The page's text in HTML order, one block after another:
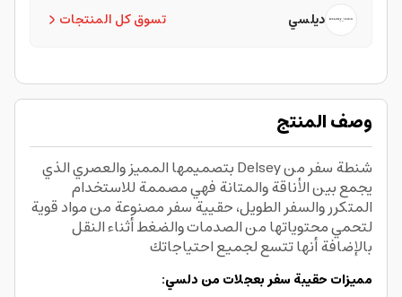
تسوق كل المنتجات ديلسي
وصف المنتج
شنطة سفر من Delsey بتصميمها المميز والعصري الذي
يجمع بين الأناقة والمتانة فهي مصممة للاستخدام
المتكرر والسفر الطويل، حقيية سفر مصنوعة من مواد قوية
لتحمي محتوياتها من الصدمات والضغط أثناء النقل
بالإضافة أنها تتسع لجميع احتياجاتك
مميزات حقيبة سفر بعجلات من دلسي: